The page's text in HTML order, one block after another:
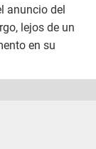
anuncio del
lejos de un
en su